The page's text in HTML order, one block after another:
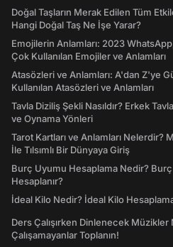
Doğal Taşların Merak Edilen Tüm
Hangi Doğal Taş Ne İşe Yarar?
Emojilerin Anlamları: 2023
Çok Kullanılan Emojiler ve Anlamları
Atasözleri ve Anlamları: A'dan Z'ye
Kullanılan Atasözleri ve Anlamları
Tavla Diziliş Şekli Nasıldır? Erkek
ve Oynama Yönleri
Tarot Kartları ve Anlamları Nelerdir?
İle Tılsımlı Bir Dünyaya Giriş
Burç Uyumu Hesaplama Nedir?
Hesaplanır?
İdeal Kilo Nedir? İdeal Kilo Hesaplama
Ders Çalışırken Dinlenecek
Çalışamayanlar Toplanın!